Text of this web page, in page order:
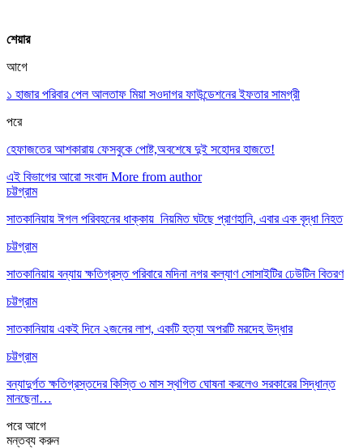
শেয়ার
আগে
১ হাজার পরিবার পেল আলতাফ মিয়া সওদাগর ফাউন্ডেশনের ইফতার সামগ্রী
পরে
হেফাজতের আশকারায় ফেসবুকে পোষ্ট,অবশেষে দুই সহোদর হাজতে!
এই বিভাগের আরো সংবাদ More from author
চট্টগ্রাম
সাতকানিয়ায় ঈগল পরিবহনের ধাক্কায় নিয়মিত ঘটছে প্রাণহানি, এবার এক বৃদ্ধা নিহত
চট্টগ্রাম
সাতকানিয়ায় বন্যায় ক্ষতিগ্রস্ত পরিবারে মদিনা নগর কল্যাণ সোসাইটির ঢেউটিন বিতরণ
চট্টগ্রাম
সাতকানিয়ায় একই দিনে ২জনের লাশ, একটি হত্যা অপরটি মরদেহ উদ্ধার
চট্টগ্রাম
বন্যাদুর্গত ক্ষতিগ্রস্তদের কিস্তি ৩ মাস স্থগিত ঘোষনা করলেও সরকারের সিদ্ধান্ত
মানছেনা…
পরেআগে
মন্তব্য করুন